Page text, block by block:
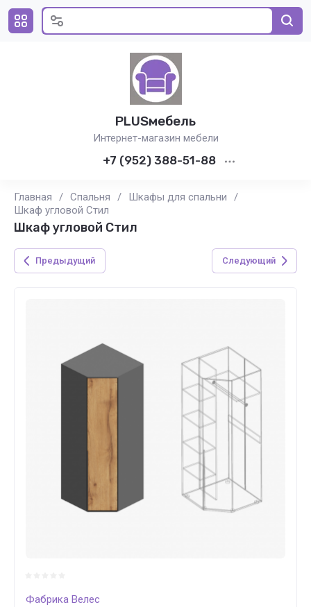
PLUSмебель
Интернет-магазин мебели
+7 (952) 388-51-88
Главная / Спальня / Шкафы для спальни
/
Шкаф угловой Стил
Шкаф угловой Стил
Предыдущий Следующий
Фабрика Велес